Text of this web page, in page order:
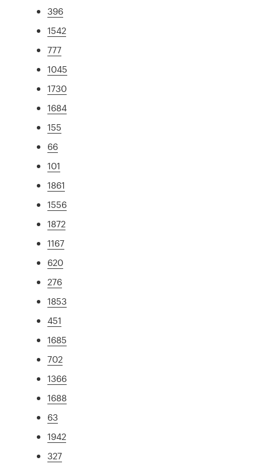
396
1542
777
1045
1730
1684
155
66
101
1861
1556
1872
1167
620
276
1853
451
1685
702
1366
1688
63
1942
327